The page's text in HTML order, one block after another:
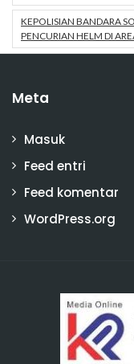
KEPOLISIAN BANDARA
PENCURIAN HELM DI
Meta
Masuk
Feed entri
Feed komentar
WordPress.org